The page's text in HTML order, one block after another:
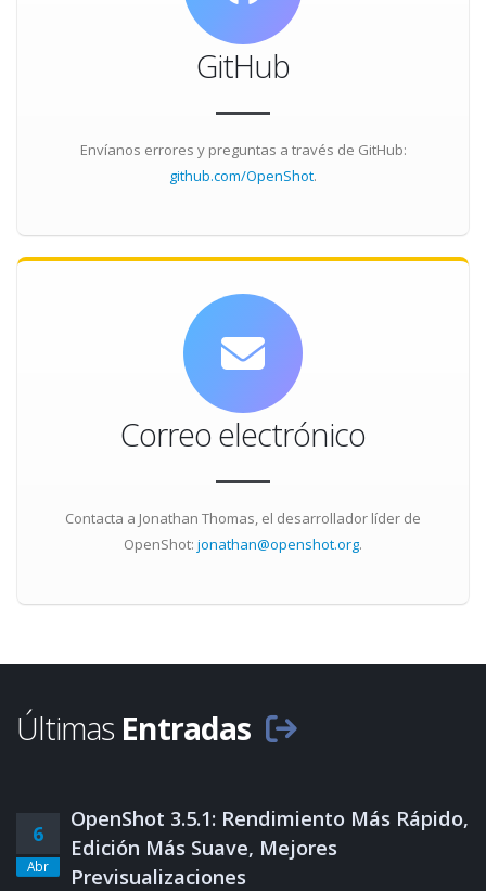
GitHub
Envíanos errores y preguntas a través de GitHub:
github.com/OpenShot.
Correo electrónico
Contacta a Jonathan Thomas, el desarrollador líder de
OpenShot: jonathan@openshot.org.
Últimas Entradas
6
Abr
OpenShot 3.5.1: Rendimiento Más Rápido,
Edición Más Suave, Mejores
Previsualizaciones